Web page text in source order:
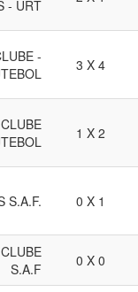
- URT
-
3 X 4
1 X 2
S.A.F. 0 X 1
S.A.F
0 X 0